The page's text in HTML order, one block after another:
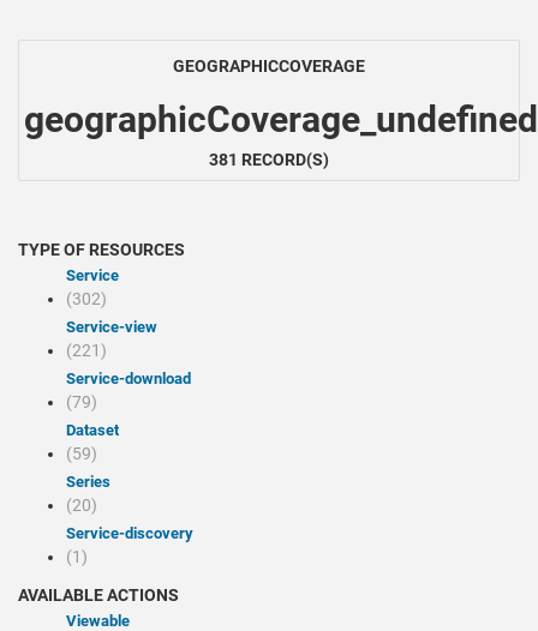
GEOGRAPHICCOVERAGE
geographicCoverage_undefined
381 RECORD(S)
TYPE OF RESOURCES
Service
(302)
service-view
(221)
service-download
(79)
Dataset
(59)
Series
(20)
service-discovery
(1)
AVAILABLE ACTIONS
Viewable